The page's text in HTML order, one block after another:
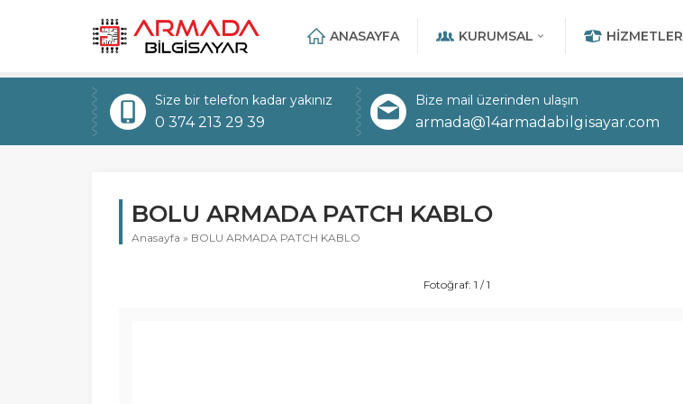
ANASAYFA KURUMSAL HIZMETLER
Size bir telefon kadar yakınız
0 374 213 29 39
Bize mail üzerinden ulaşın
armada@14armadabilgisayar.com
BOLU ARMADA PATCH KABLO
Anasayfa » BOLU ARMADA PATCH KABLO
Fotoğraf: 1 / 1